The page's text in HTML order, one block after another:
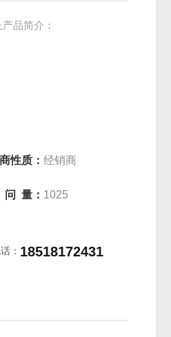
品简介：
性质：经销商
问 量： 1025
： 18518172431